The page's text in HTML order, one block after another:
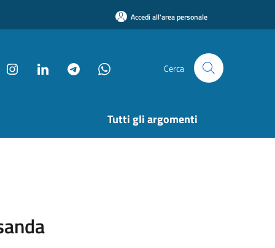
Accedi all'area personale
Cerca
Tutti gli argomenti